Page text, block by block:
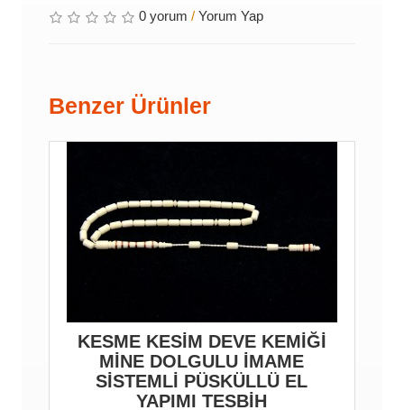
0 yorum / Yorum Yap
Benzer Ürünler
KESME KESİM DEVE KEMİĞİ
MİNE DOLGULU İMAME
SİSTEMLİ PÜSKÜLLÜ EL
YAPIMI TESBİH